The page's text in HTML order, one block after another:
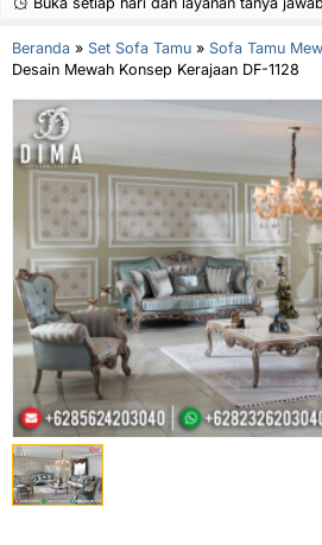
Beranda » Set Sofa Tamu » Sofa Tamu
Desain Mewah Konsep Kerajaan DF-1128